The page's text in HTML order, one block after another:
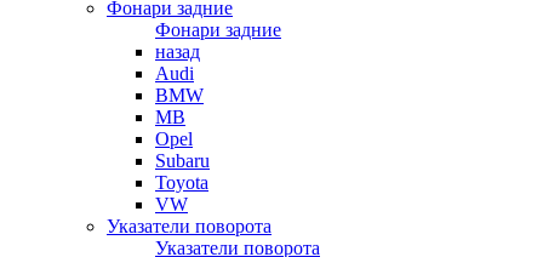
Фонари задние
Фонари задние
назад
Audi
BMW
MB
Opel
Subaru
Toyota
VW
Указатели поворота
Указатели поворота